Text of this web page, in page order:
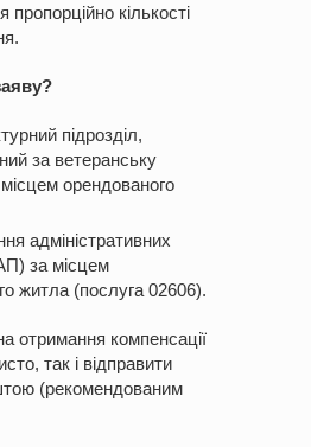
пропорційно кількості
підрозділ,
за ветеранську
місцем орендованого
адміністративних
за місцем
житла (послуга 02606).
отримання компенсації
так і відправити
(рекомендованим